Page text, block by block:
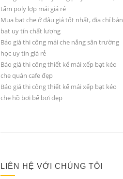
tấm poly lợp mái giá rẻ
Mua bạt che ở đâu giá tốt nhất, địa chỉ bán
bạt uy tín chất lượng
Báo giá thi công mái che nắng sân trường
học uy tín giá rẻ
Báo giá thi công thiết kế mái xếp bạt kéo
che quán cafe đẹp
Báo giá thi công thiết kế mái xếp bạt kéo
che hồ bơi bể bơi đẹp
LIÊN HỆ VỚI CHÚNG TÔI